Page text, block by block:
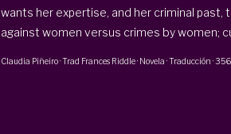
wants her expertise, and her criminal past,
against women versus crimes by women;
Claudia Piñeiro· Trad Frances Riddle · Novela · Traducción ·